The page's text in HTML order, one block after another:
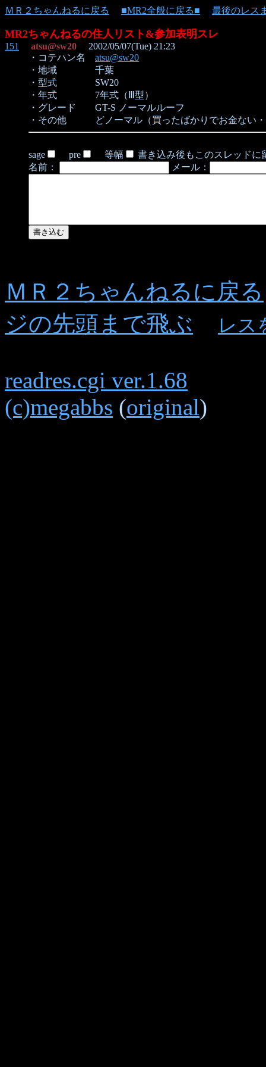
ＭＲ２ちゃんねるに戻る ■MR2全般に戻る■ 最後のレス
MR2ちゃんねるの住人リスト&参加表明スレ
151 atsu@sw20 2002/05/07(Tue) 21:23
・コテハン名 atsu@sw20
・地域 千葉
・型式 SW20
・年式 7年式（Ⅲ型）
・グレード GT-S ノーマルルーフ
・その他 どノーマル（買ったばかりでお金ない・
sage pre 等幅
書き込み後もこのスレッドに
名前：
メール：
ＭＲ２ちゃんねるに戻る
ジの先頭まで飛ぶ
レス
readres.cgi ver.1.68
(c)megabbs (original)